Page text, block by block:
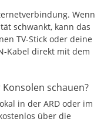
Wenn
schwankt, kann das
TV-Stick oder deine
Kabel direkt mit dem
schauen?
in der ARD oder im
über die